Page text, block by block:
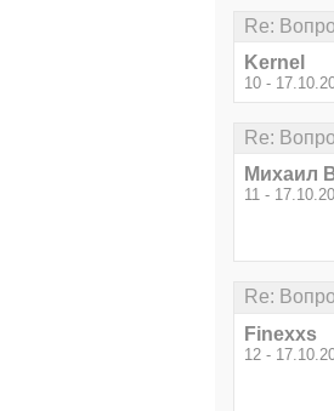
Re:
Kernel
10 -
Re:
Михаил
11 -
Re:
Finexxs
12 -